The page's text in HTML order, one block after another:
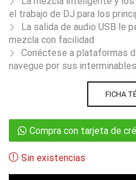
el trabajo de DJ para los
La salida de audio USB le
mezcla con facilidad
Conéctese a plataformas
navegue por sus
FICHA
Compra con tarjeta de
Sin existencias